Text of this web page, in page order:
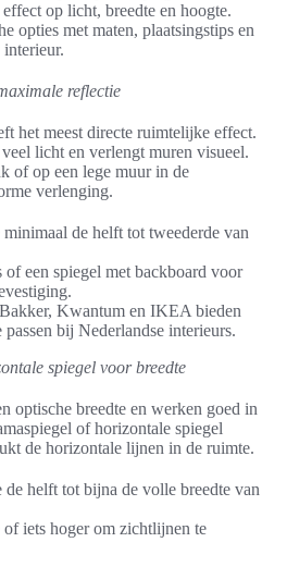
op licht, breedte en hoogte.
opties met maten, plaatsingstips en
reflectie
het meest directe ruimtelijke effect.
licht en verlengt muren visueel.
of op een lege muur in de
verlenging.
de helft tot tweederde van
een spiegel met backboard voor
Kwantum en IKEA bieden
passen bij Nederlandse interieurs.
spiegel voor breedte
optische breedte en werken goed in
of horizontale spiegel
de horizontale lijnen in de ruimte.
de helft tot bijna de volle breedte van
iets hoger om zichtlijnen te